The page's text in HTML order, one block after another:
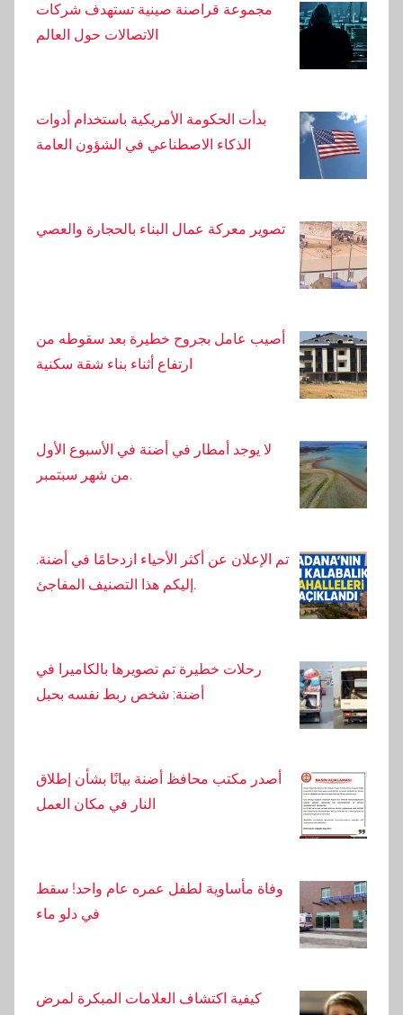
مكان العمل
مجموعة قراصنة صينية تستهدف شركات
الاتصالات حول العالم
بدأت الحكومة الأمريكية باستخدام أدوات
الذكاء الاصطناعي في الشؤون العامة
تصوير معركة عمال البناء بالحجارة والعصي
أصيب عامل بجروح خطيرة بعد سقوطه من
ارتفاع أثناء بناء شقة سكنية
لا يوجد أمطار في أضنة في الأسبوع الأول
من شهر سبتمبر.
تم الإعلان عن أكثر الأحياء ازدحامًا في أضنة.
إليكم هذا التصنيف المفاجئ.
رحلات خطيرة تم تصويرها بالكاميرا في
أضنة: شخص ربط نفسه بحبل
أصدر مكتب محافظ أضنة بيانًا بشأن إطلاق
النار في مكان العمل
وفاة مأساوية لطفل عمره عام واحد! سقط
في دلو ماء
كيفية اكتشاف العلامات المبكرة لمرض